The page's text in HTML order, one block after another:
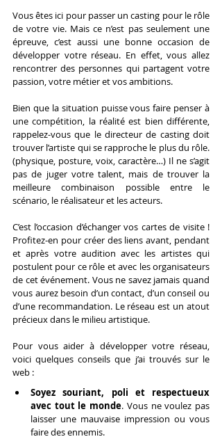
Vous êtes ici pour passer un casting pour le rôle
de votre vie. Mais ce n’est pas seulement une
épreuve, c’est aussi une bonne occasion de
développer votre réseau. En effet, vous allez
rencontrer des personnes qui partagent votre
passion, votre métier et vos ambitions.
Bien que la situation puisse vous faire penser à
une compétition, la réalité est bien différente,
rappelez-vous que le directeur de casting doit
trouver l’artiste qui se rapproche le plus du rôle.
(physique, posture, voix, caractère…) Il ne s’agit
pas de juger votre talent, mais de trouver la
meilleure combinaison possible entre le
scénario, le réalisateur et les acteurs.
C’est l’occasion d’échanger vos cartes de visite !
Profitez-en pour créer des liens avant, pendant
et après votre audition avec les artistes qui
postulent pour ce rôle et avec les organisateurs
de cet événement. Vous ne savez jamais quand
vous aurez besoin d’un contact, d’un conseil ou
d’une recommandation. Le réseau est un atout
précieux dans le milieu artistique.
Pour vous aider à développer votre réseau,
voici quelques conseils que j’ai trouvés sur le
web :
Soyez souriant, poli et respectueux
avec tout le monde. Vous ne voulez pas
laisser une mauvaise impression ou vous
faire des ennemis.